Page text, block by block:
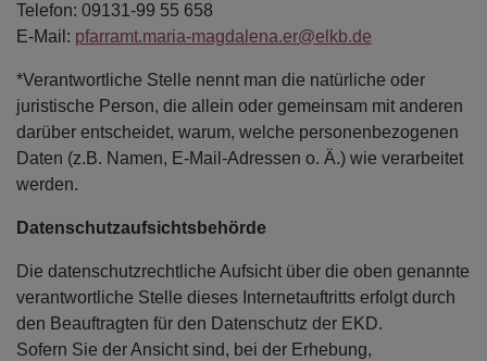
Telefon: 09131-99 55 658
E-Mail: pfarramt.maria-magdalena.er@elkb.de
*Verantwortliche Stelle nennt man die natürliche oder
juristische Person, die allein oder gemeinsam mit anderen
darüber entscheidet, warum, welche personenbezogenen
Daten (z.B. Namen, E-Mail-Adressen o. Ä.) wie verarbeitet
werden.
Datenschutzaufsichtsbehörde
Die datenschutzrechtliche Aufsicht über die oben genannte
verantwortliche Stelle dieses Internetauftritts erfolgt durch
den Beauftragten für den Datenschutz der EKD.
Sofern Sie der Ansicht sind, bei der Erhebung,